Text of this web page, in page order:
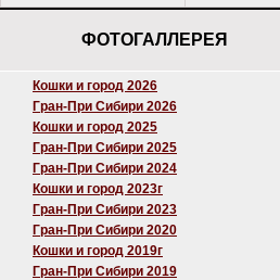
ФОТОГАЛЛЕРЕЯ
Кошки и город 2026
Гран-При Сибири 2026
Кошки и город 2025
Гран-При Сибири 2025
Гран-При Сибири 2024
Кошки и город 2023г
Гран-При Сибири 2023
Гран-При Сибири 2020
Кошки и город 2019г
Гран-При Сибири 2019